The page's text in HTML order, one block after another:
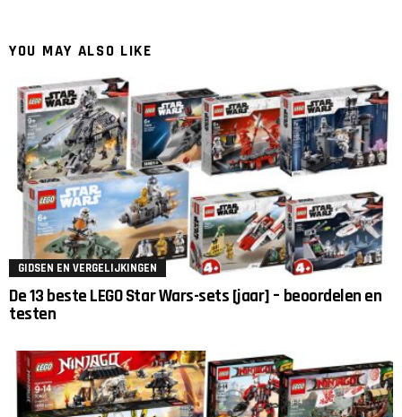
YOU MAY ALSO LIKE
GIDSEN EN VERGELIJKINGEN
De 13 beste LEGO Star Wars-sets [jaar] – beoordelen en
testen